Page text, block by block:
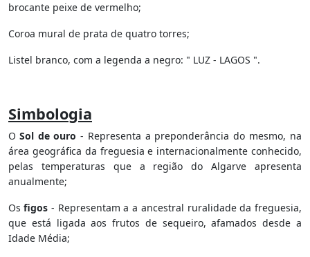
brocante peixe de vermelho;
Coroa mural de prata de quatro torres;
Listel branco, com a legenda a negro: " LUZ - LAGOS ".
Simbologia
O Sol de ouro - Representa a preponderância do mesmo, na
área geográfica da freguesia e internacionalmente conhecido,
pelas temperaturas que a região do Algarve apresenta
anualmente;
Os figos - Representam a a ancestral ruralidade da freguesia,
que está ligada aos frutos de sequeiro, afamados desde a
Idade Média;